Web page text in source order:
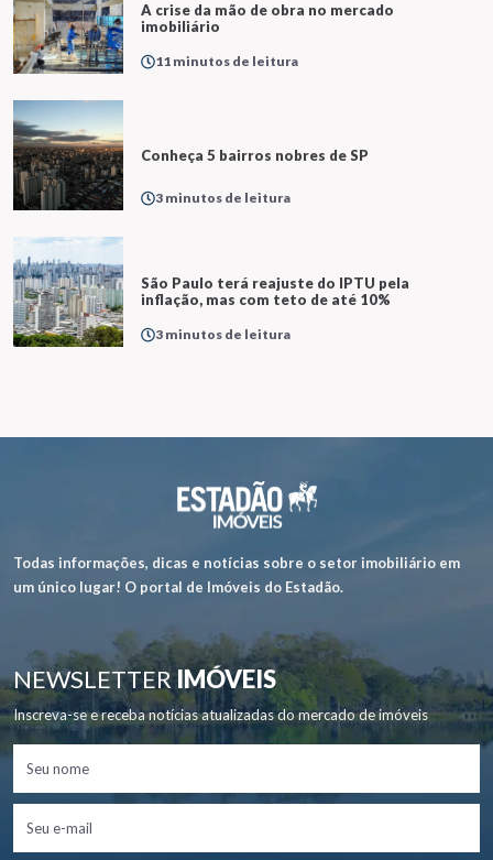
A crise da mão de obra no mercado
imobiliário
11 minutos de leitura
Conheça 5 bairros nobres de SP
3 minutos de leitura
São Paulo terá reajuste do IPTU pela
inflação, mas com teto de até 10%
3 minutos de leitura
Todas informações, dicas e notícias sobre o setor imobiliário em
um único lugar! O portal de Imóveis do Estadão.
NEWSLETTERIMÓVEIS
Inscreva-se e receba notícias atualizadas do mercado de imóveis